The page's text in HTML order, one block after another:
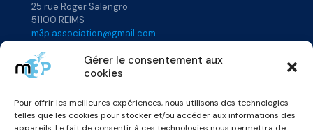
Gérer le consentement aux
cookies
Pour offrir les meilleures expériences, nous utilisons des technologies
telles que les cookies pour stocker et/ou accéder aux informations des
25 rue Roger Salengro
51100 REIMS
m3p.association@gmail.com
Accueil
Qui sommes-nous ?
Rejoignez-nous
Annuaire